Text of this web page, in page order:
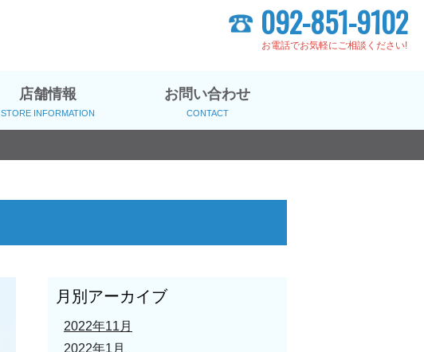
092-851-9102
お電話でお気軽にご相談ください!
店舗情報
STORE INFORMATION
お問い合わせ
CONTACT
月別アーカイブ
2022年11月
2022年1月